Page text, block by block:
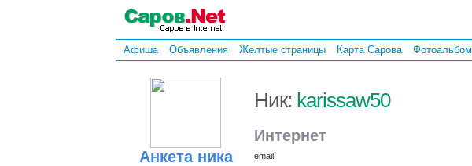
Афиша Объявления Желтые страницы Карта Сарова Фотоальбом
Анкета ника
Ник: karissaw50
Интернет
email: